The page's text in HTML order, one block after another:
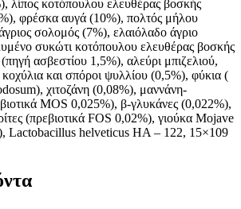
λίπος κοτόπουλου ελευθέρας βοσκής
φρέσκα αυγά (10%), πολτός μήλου
σολομός (7%), ελαιόλαδο άγριο
συκώτι κοτόπουλου ελευθέρας βοσκής
ασβεστίου 1,5%), αλεύρι μπιζελιού,
κοχύλια και σπόροι ψυλλίου (0,5%), φύκια (
χιτοζάνη (0,08%), μαννάνη-
MOS 0,025%), β-γλυκάνες (0,022%),
(πρεβιοτικά FOS 0,02%), γιούκα Mojave
Lactobacillus helveticus HA – 122, 15×109